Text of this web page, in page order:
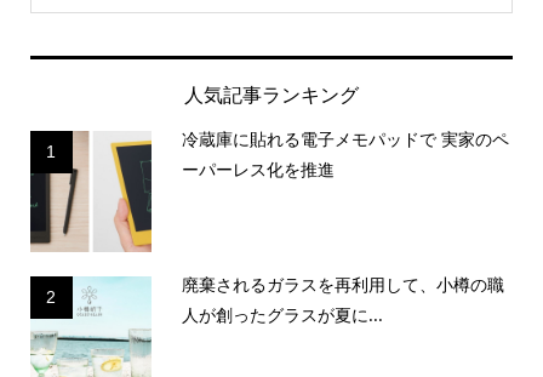
人気記事ランキング
1
冷蔵庫に貼れる電子メモパッドで 実家のペ
ーパーレス化を推進
2
廃棄されるガラスを再利用して、小樽の職
人が創ったグラスが夏に...